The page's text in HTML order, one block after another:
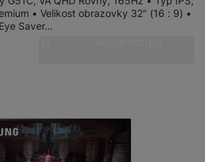
• Velikost obrazovky 32" (16 : 9) •
Saver…